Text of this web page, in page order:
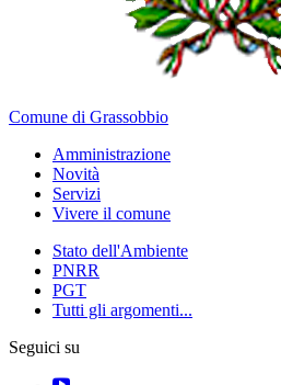
Comune di Grassobbio
Amministrazione
Novità
Servizi
Vivere il comune
Stato dell'Ambiente
PNRR
PGT
Tutti gli argomenti...
Seguici su